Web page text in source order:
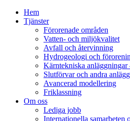
Hem
Tjänster
Förorenade områden
Vatten- och miljökvalitet
Avfall och återvinning
Hydrogeologi och
Kärntekniska
Slutförvar och andra
Avancerad modellering
Friklassning
Om oss
Lediga jobb
Internationella samarbeten